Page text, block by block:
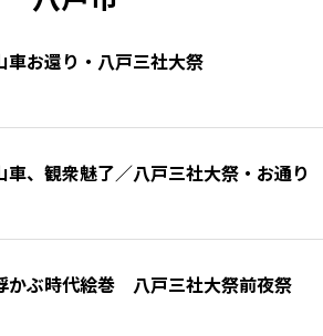
車お還り・八戸三社大祭
車、観衆魅了／八戸三社大祭・お通り
かぶ時代絵巻 八戸三社大祭前夜祭